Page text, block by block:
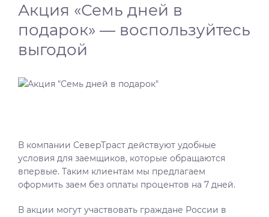
Акция «Семь дней в
подарок» — воспользуйтесь
выгодой
В компании СеверТраст действуют удобные
условия для заемщиков, которые обращаются
впервые. Таким клиентам мы предлагаем
оформить заем без оплаты процентов на 7 дней.
В акции могут участвовать граждане России в